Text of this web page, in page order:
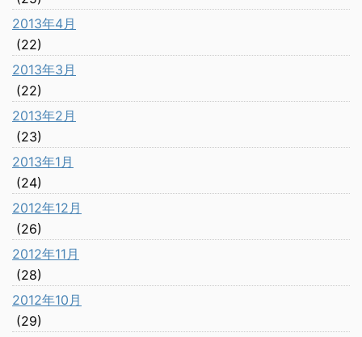
2013年4月
(22)
2013年3月
(22)
2013年2月
(23)
2013年1月
(24)
2012年12月
(26)
2012年11月
(28)
2012年10月
(29)